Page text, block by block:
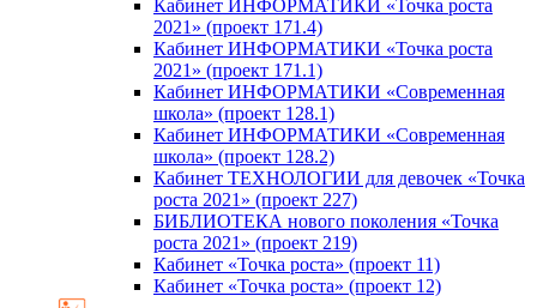
Кабинет ИНФОРМАТИКИ «Точка роста
2021» (проект 171.4)
Кабинет ИНФОРМАТИКИ «Точка роста
2021» (проект 171.1)
Кабинет ИНФОРМАТИКИ «Современная
школа» (проект 128.1)
Кабинет ИНФОРМАТИКИ «Современная
школа» (проект 128.2)
Кабинет ТЕХНОЛОГИИ для девочек «Точка
роста 2021» (проект 227)
БИБЛИОТЕКА нового поколения «Точка
роста 2021» (проект 219)
Кабинет «Точка роста» (проект 11)
Кабинет «Точка роста» (проект 12)